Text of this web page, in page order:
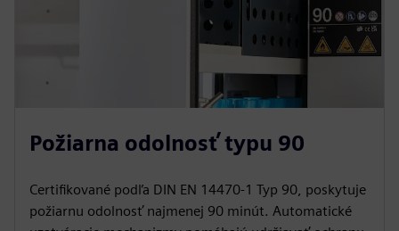
Požiarna odolnosť typu 90
Certifikované podľa DIN EN 14470-1 Typ 90, poskytuje
požiarnu odolnosť najmenej 90 minút. Automatické